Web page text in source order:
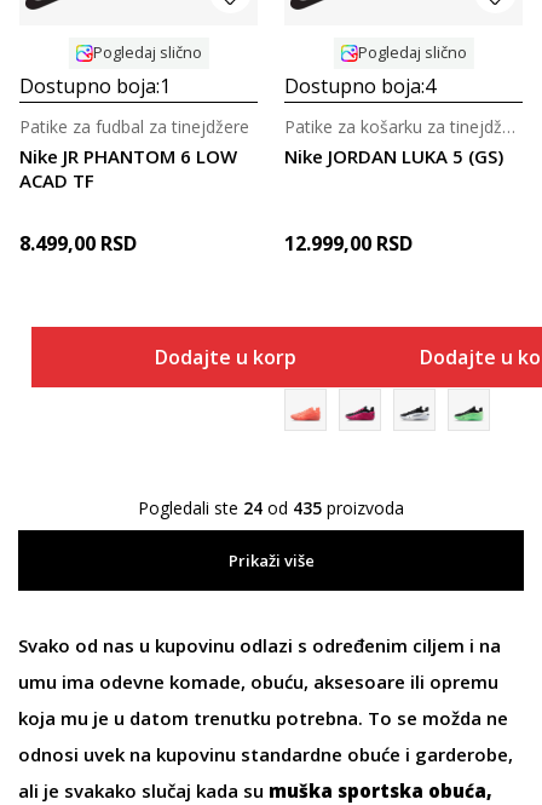
Pogledaj slično
Dostupno boja:1
Nike JR PHANTOM 6 LOW
ACAD TF
Patike za fudbal za tinejdžere
8.499,00 RSD
Dodajte u korpu
Pogledaj slično
Dostupno boja:4
Nike JORDAN LUKA 5 (GS)
Patike za košarku za tinejdžere
12.999,00 RSD
Dodajte u
Pogledali ste 24 od 435 proizvoda
Prikaži više
Svako od nas u kupovinu odlazi s određenim ciljem i na
umu ima odevne komade, obuću, aksesoare ili opremu
koja mu je u datom trenutku potrebna. To se možda ne
odnosi uvek na kupovinu standardne obuće i garderobe,
ali je svakako slučaj kada su muška sportska obuća,